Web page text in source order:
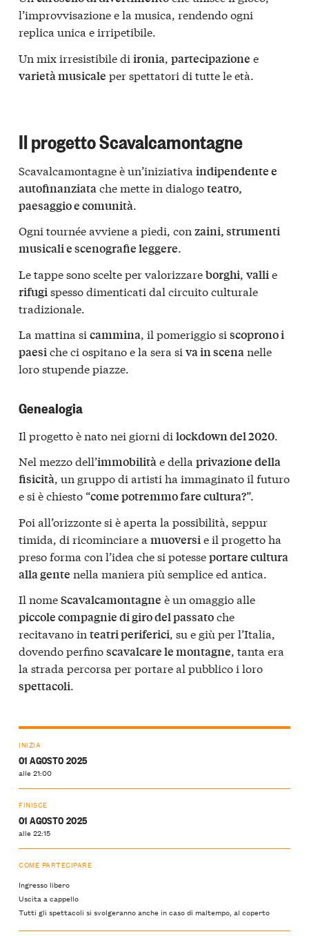
l’improvvisazione e la musica, rendendo ogni
replica unica e irripetibile.
Un mix irresistibile di ironia, partecipazione e
varietà musicale per spettatori di tutte le età.
Il progetto Scavalcamontagne
Scavalcamontagne è un’iniziativa indipendente e
autofinanziatache mette in dialogoteatro,
paesaggio e comunità.
Ogni tournée avviene a piedi, con zaini, strumenti
musicali e scenografie leggere.
Le tappe sono scelte per valorizzareborghi, vallie
rifugispesso dimenticati dal circuito culturale
tradizionale.
La mattina si cammina, il pomeriggio si scoprono i
paesiche ci ospitano e la sera si va in scenanelle
loro stupende piazze.
Genealogia
Il progetto è nato nei giorni di lockdown del 2020.
Nel mezzo dell’immobilitàe della privazione della
fisicità, un gruppo di artisti ha immaginato il futuro
e si è chiesto “come potremmo fare cultura?”.
Poi all’orizzonte si è aperta la possibilità, seppur
timida, di ricominciare a muoversie il progetto ha
preso forma con l’idea che si potesseportare cultura
alla gente nella maniera più semplice ed antica.
Il nomeScavalcamontagne è un omaggio alle
piccole compagnie di giro del passatoche
recitavano in teatri periferici, su e giù per l’Italia,
dovendo perfinoscavalcare le montagne, tanta era
la strada percorsa per portare al pubblico i loro
spettacoli.
INIZIA
01 AGOSTO 2025
alle 21:00
FINISCE
01 AGOSTO 2025
alle 22:15
COME PARTECIPARE
Ingresso libero
Uscita a cappello
Tutti gli spettacoli si svolgeranno anche in caso di maltempo, al coperto